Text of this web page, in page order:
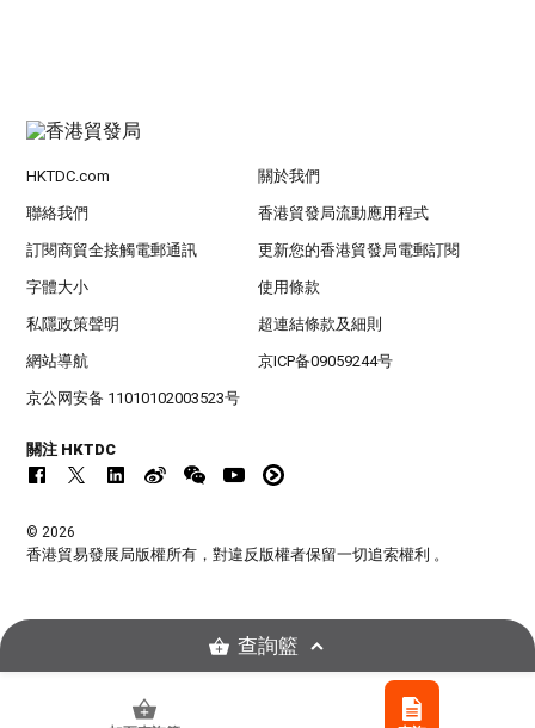
HKTDC.com 關於我們
聯絡我們 香港貿發局流動應用程式
訂閱商貿全接觸電郵通訊 更新您的香港貿發局電郵訂閱
字體大小 使用條款
私隱政策聲明 超連結條款及細則
網站導航 京ICP备09059244号
京公网安备 11010102003523号
關注 HKTDC
© 2026
香港貿易發展局版權所有，對違反版權者保留一切追索權利 。
查詢籃